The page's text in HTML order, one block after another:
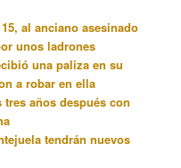
al anciano asesinado
unos ladrones
una paliza en su
a robar en ella
años después con
tendrán nuevos